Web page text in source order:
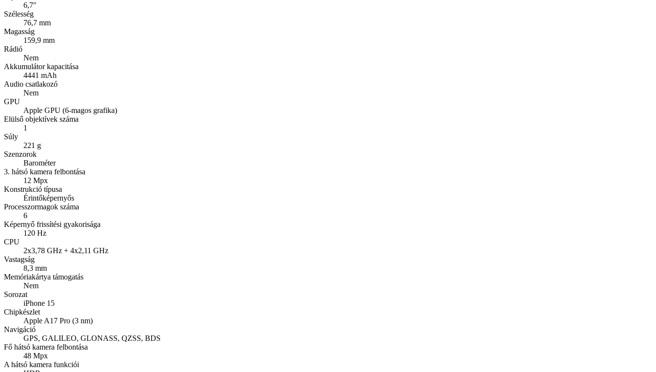
6,7"
Szélesség
76,7 mm
Magasság
159,9 mm
Rádió
Nem
Akkumulátor kapacitása
4441 mAh
Audio csatlakozó
Nem
GPU
Apple GPU (6-magos grafika)
Elülső objektívek száma
1
Súly
221 g
Szenzorok
Barométer
3. hátsó kamera felbontása
12 Mpx
Konstrukció típusa
Érintőképernyős
Processzormagok száma
6
Képernyő frissítési gyakorisága
120 Hz
CPU
2x3,78 GHz + 4x2,11 GHz
Vastagság
8,3 mm
Memóriakártya támogatás
Nem
Sorozat
iPhone 15
Chipkészlet
Apple A17 Pro (3 nm)
Navigáció
GPS, GALILEO, GLONASS, QZSS, BDS
Fő hátsó kamera felbontása
48 Mpx
A hátsó kamera funkciói